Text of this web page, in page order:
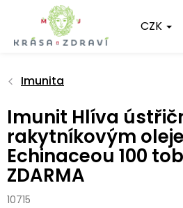
obsah
CZK
Imunita
Imunit Hlíva
rakytníkovým
Echinaceou 100
ZDARMA
10715